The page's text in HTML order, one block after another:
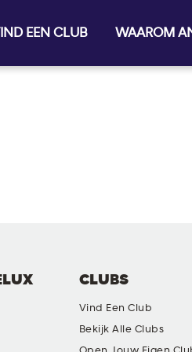
EEN CLUB WAAROM
CLUBS
Vind Een Club
Bekijk Alle Clubs